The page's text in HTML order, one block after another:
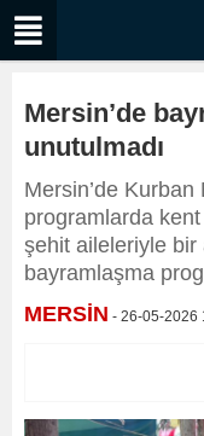
Mersin’de
unutulmadı
Mersin’de Kurban
programlarda
şehit aileleriyle bir
bayramlaşma
MERSİN - 26-05-2026